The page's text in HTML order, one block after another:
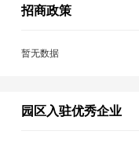
招商政策
暂无数据
园区入驻优秀企业